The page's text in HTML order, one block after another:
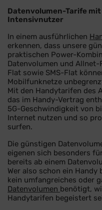
Datenvolumen-Tarife
Intensivnutzer
In einem ausführlichen
erkennen, dass unsere
praktischen Power-
Datenvolumen und
Flat sowie SMS-Flat
Mobilfunknetze
Mit den Handytarifen des
das im Handy-Vertrag
5G-Geschwindigkeit von
Internet nutzen und so
surfen.
Die günstigen
eigenen sich besonders
bereits ab einem
Wer also schon ein
kein umfangreiches oder
Datenvolumen benötigt,
Handytarifen begeistert